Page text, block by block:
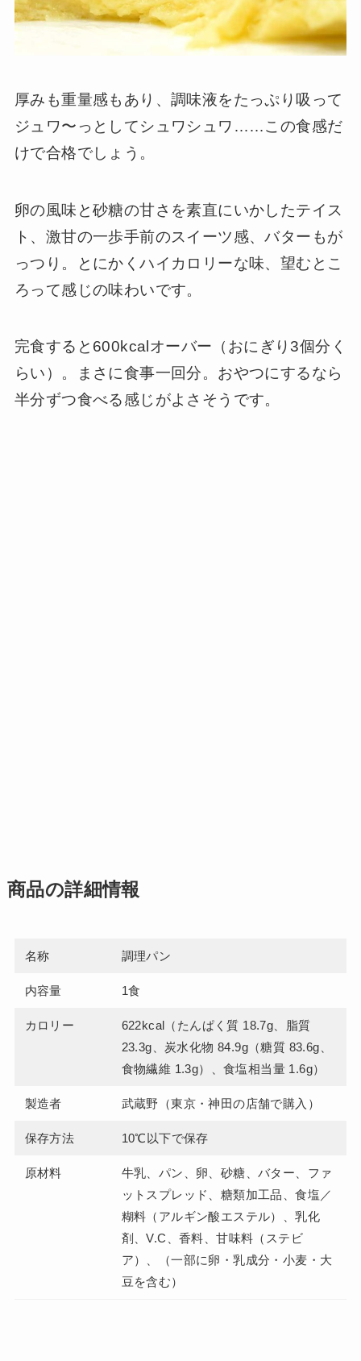
厚みも重量感もあり、調味液をたっぷり吸って
ジュワ〜っとしてシュワシュワ……この食感だ
けで合格でしょう。
卵の風味と砂糖の甘さを素直にいかしたテイス
ト、激甘の一歩手前のスイーツ感、バターもが
っつり。とにかくハイカロリーな味、望むとこ
ろって感じの味わいです。
完食すると600kcalオーバー（おにぎり3個分く
らい）。まさに食事一回分。おやつにするなら
半分ずつ食べる感じがよさそうです。
商品の詳細情報
名称 調理パン
内容量 1食
カロリー
622kcal（たんぱく質 18.7g、脂質
23.3g、炭水化物 84.9g（糖質 83.6g、
食物繊維 1.3g）、食塩相当量 1.6g）
製造者 武蔵野（東京・神田の店舗で購入）
保存方法 10℃以下で保存
原材料
牛乳、パン、卵、砂糖、バター、ファ
ットスプレッド、糖類加工品、食塩／
糊料（アルギン酸エステル）、乳化
剤、V.C、香料、甘味料（ステビ
ア）、（一部に卵・乳成分・小麦・大
豆を含む）